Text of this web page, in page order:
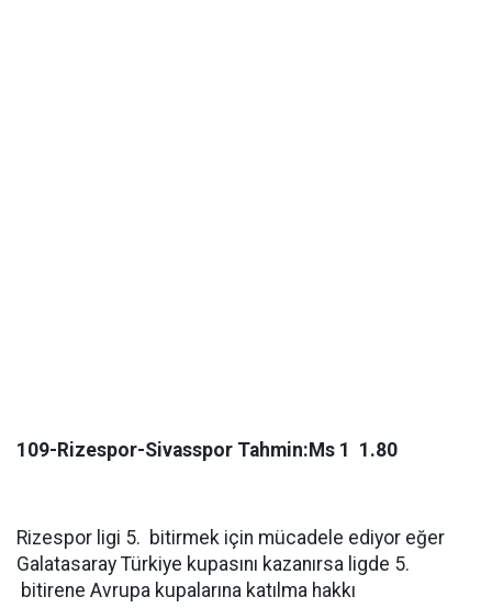
109-Rizespor-Sivasspor Tahmin:Ms 1 1.80
Rizespor ligi 5. bitirmek için mücadele ediyor eğer
Galatasaray Türkiye kupasını kazanırsa ligde 5.
bitirene Avrupa kupalarına katılma hakkı